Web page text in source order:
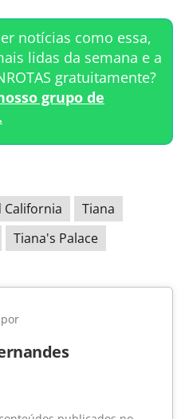
notícias como essa,
lidas da semana e a
gratuitamente?
grupo de
California
Tiana
Tiana's Palace